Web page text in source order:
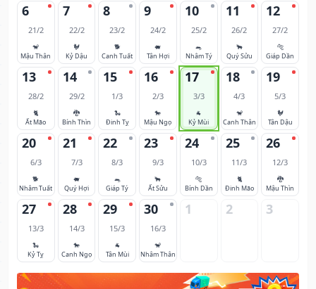
6
21/2
🐒
Mậu Thân
7
22/2
🐓
Kỷ Dậu
8
23/2
🐕
Canh Tuất
9
24/2
🐖
Tân Hợi
10
25/2
🐀
Nhâm Tý
11
26/2
🐂
Quý Sửu
12
27/2
🐅
Giáp Dần
13
28/2
🐈
Ất Mão
14
29/2
🐉
Bính Thìn
15
1/3
🐍
Đinh Tỵ
16
2/3
🐎
Mậu Ngọ
17
3/3
🐐
Kỷ Mùi
18
4/3
🐒
Canh Thân
19
5/3
🐓
Tân Dậu
20
6/3
🐕
Nhâm Tuất
21
7/3
🐖
Quý Hợi
22
8/3
🐀
Giáp Tý
23
9/3
🐂
Ất Sửu
24
10/3
🐅
Bính Dần
25
11/3
🐈
Đinh Mão
26
12/3
🐉
Mậu Thìn
27
13/3
🐍
Kỷ Tỵ
28
14/3
🐎
Canh Ngọ
29
15/3
🐐
Tân Mùi
30
16/3
🐒
Nhâm Thân
1 2 3